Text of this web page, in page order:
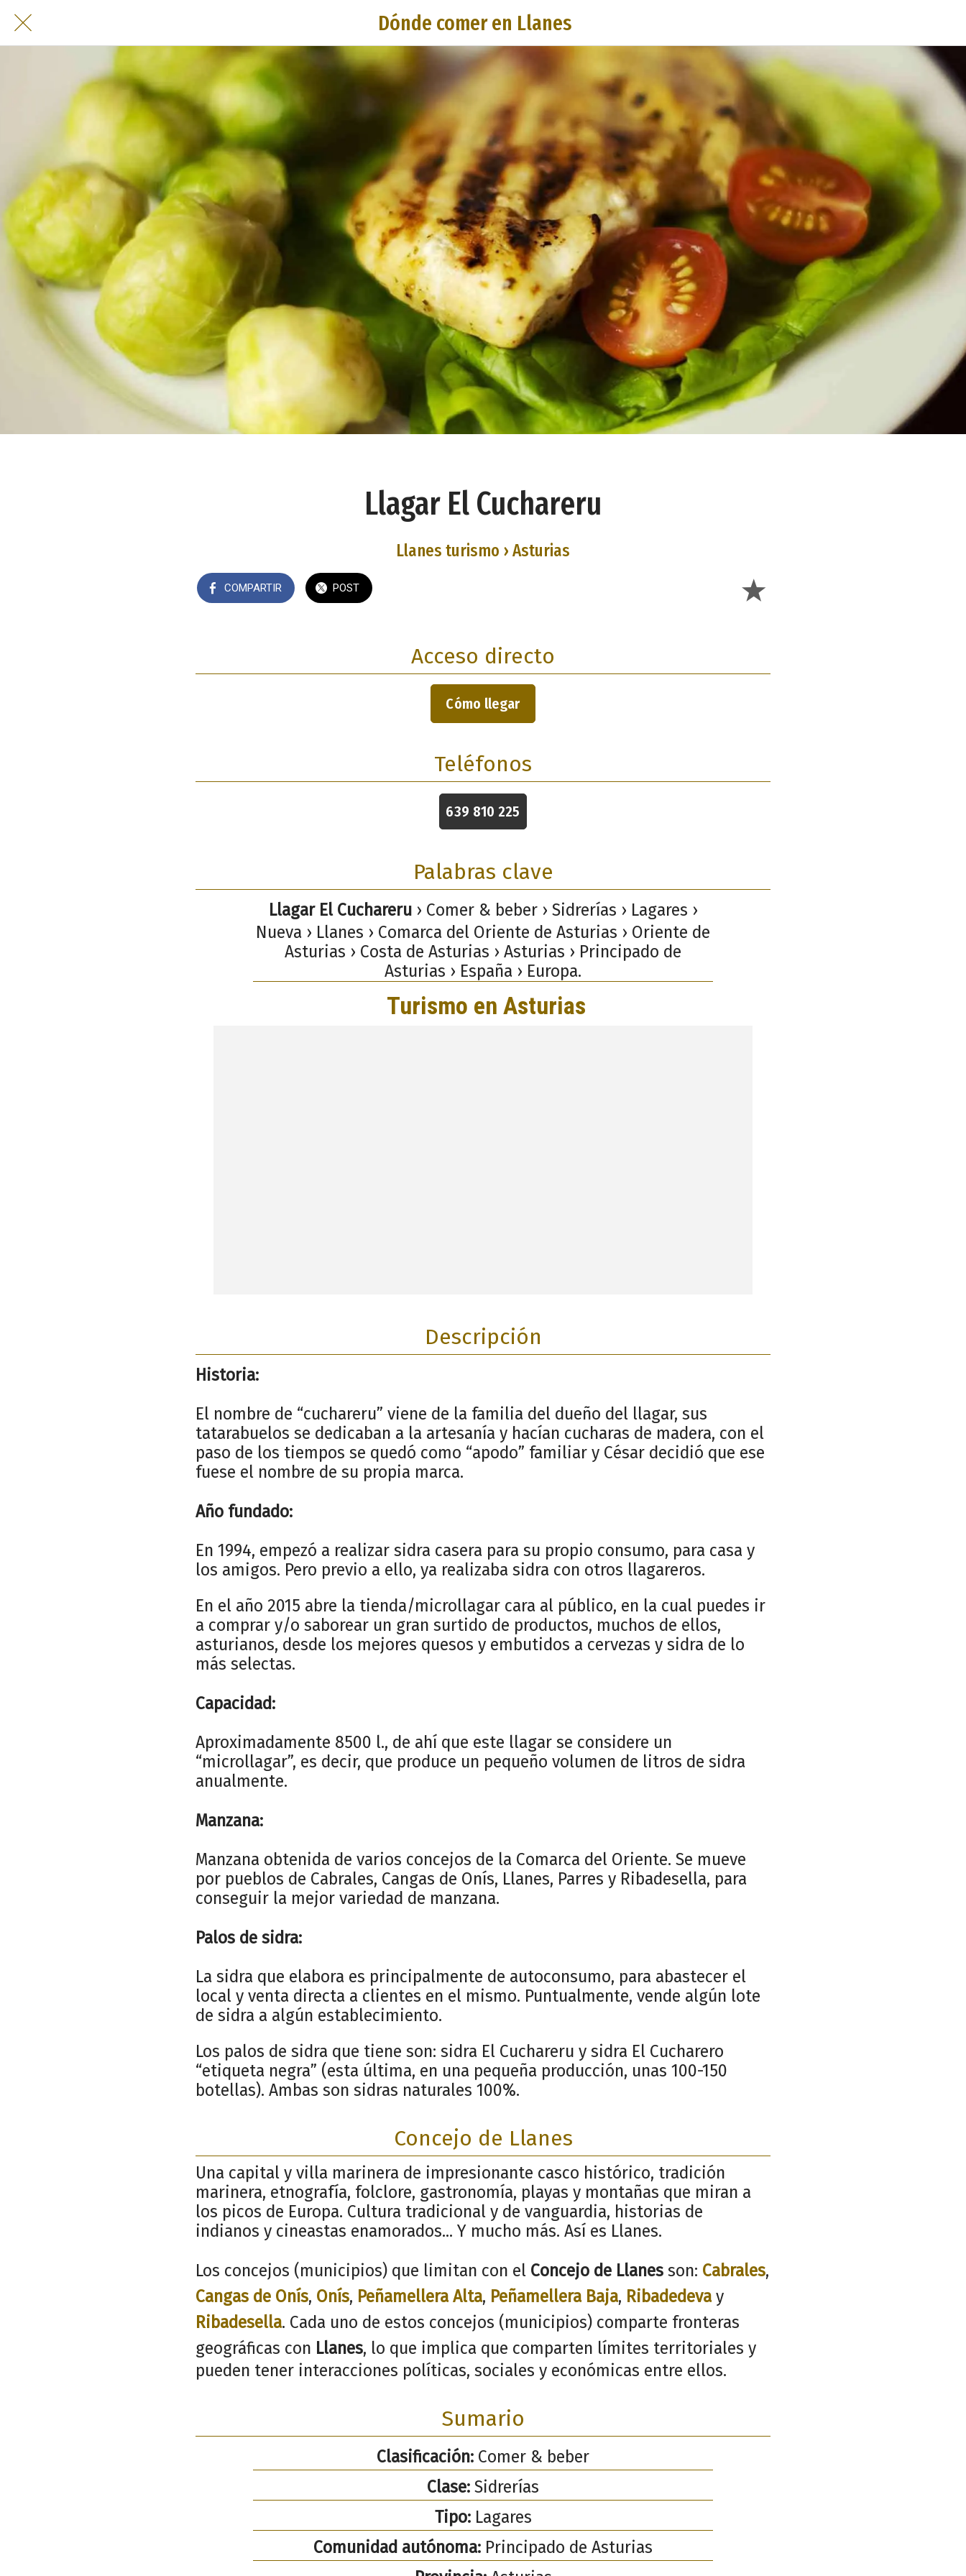
Dónde comer en Llanes
Llagar El Cuchareru
Llanes turismo › Asturias
COMPARTIR POST
Acceso directo
Cómo llegar
Teléfonos
639 810 225
Palabras clave
Llagar El Cuchareru› Comer & beber › Sidrerías › Lagares ›
Nueva › Llanes › Comarca del Oriente de Asturias › Oriente de
Asturias › Costa de Asturias › Asturias › Principado de
Asturias › España › Europa.
Descripción
Historia:
El nombre de “cuchareru” viene de la familia del dueño del llagar, sus
tatarabuelos se dedicaban a la artesanía y hacían cucharas de madera, con el
paso de los tiempos se quedó como “apodo” familiar y César decidió que ese
fuese el nombre de su propia marca.
Año fundado:
En 1994, empezó a realizar sidra casera para su propio consumo, para casa y
los amigos. Pero previo a ello, ya realizaba sidra con otros llagareros.
En el año 2015 abre la tienda/microllagar cara al público, en la cual puedes ir
a comprar y/o saborear un gran surtido de productos, muchos de ellos,
asturianos, desde los mejores quesos y embutidos a cervezas y sidra de lo
más selectas.
Capacidad:
Aproximadamente 8500 l., de ahí que este llagar se considere un
“microllagar”, es decir, que produce un pequeño volumen de litros de sidra
anualmente.
Manzana:
Manzana obtenida de varios concejos de la Comarca del Oriente. Se mueve
por pueblos de Cabrales, Cangas de Onís, Llanes, Parres y Ribadesella, para
conseguir la mejor variedad de manzana.
Palos de sidra:
La sidra que elabora es principalmente de autoconsumo, para abastecer el
local y venta directa a clientes en el mismo. Puntualmente, vende algún lote
de sidra a algún establecimiento.
Los palos de sidra que tiene son: sidra El Cuchareru y sidra El Cucharero
“etiqueta negra” (esta última, en una pequeña producción, unas 100-150
botellas). Ambas son sidras naturales 100%.
Concejo de Llanes
Una capital y villa marinera de impresionante casco histórico, tradición
marinera, etnografía, folclore, gastronomía, playas y montañas que miran a
los picos de Europa. Cultura tradicional y de vanguardia, historias de
indianos y cineastas enamorados... Y mucho más. Así es Llanes.
Los concejos (municipios) que limitan con el Concejo de Llanes son: Cabrales,
Cangas de Onís, Onís, Peñamellera Alta, Peñamellera Baja, Ribadedevay
Ribadesella. Cada uno de estos concejos (municipios) comparte fronteras
geográficas con Llanes, lo que implica que comparten límites territoriales y
pueden tener interacciones políticas, sociales y económicas entre ellos.
Sumario
Clasificación: Comer & beber
Clase: Sidrerías
Tipo:Lagares
Comunidad autónoma: Principado de Asturias